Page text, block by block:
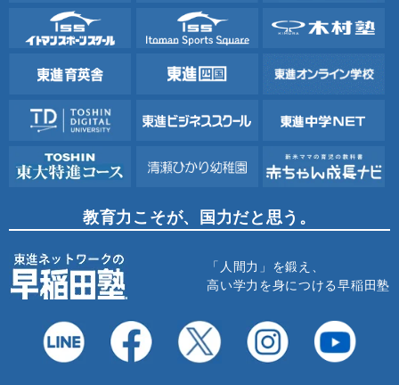
教育力こそが、国力だと思う。
「人間力」を鍛え、
高い学力を身につける早稲田塾